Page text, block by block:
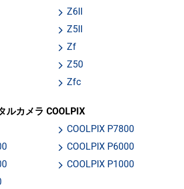
Z6II
Z5II
Zf
Z50
Zfc
ルカメラ COOLPIX
COOLPIX P7800
COOLPIX P6000
COOLPIX P1000